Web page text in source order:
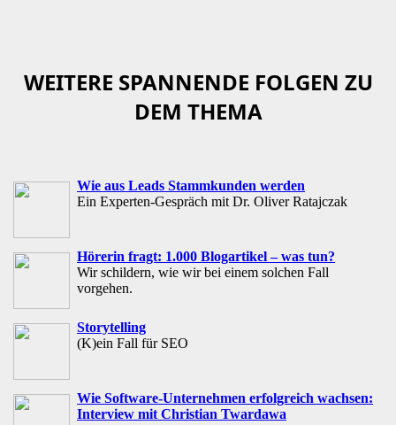
WEITERE SPANNENDE FOLGEN ZU
DEM THEMA
Wie aus Leads Stammkunden werden
Ein Experten-Gespräch mit Dr. Oliver Ratajczak
Hörerin fragt: 1.000 Blogartikel – was tun?
Wir schildern, wie wir bei einem solchen Fall
vorgehen.
Storytelling
(K)ein Fall für SEO
Wie Software-Unternehmen erfolgreich wachsen:
Interview mit Christian Twardawa